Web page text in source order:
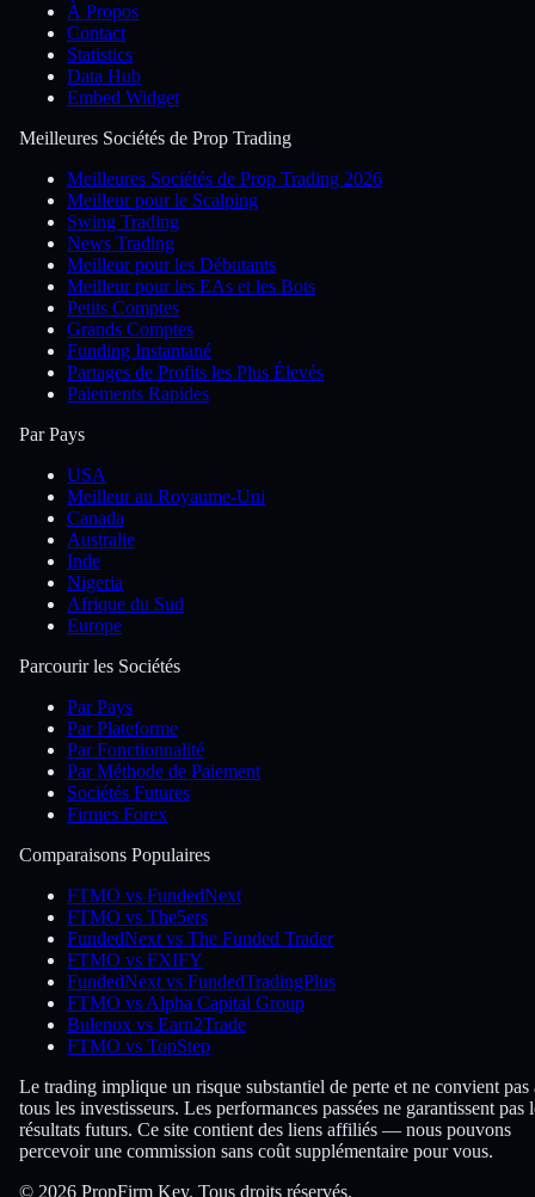
À Propos
Contact
Statistics
Data Hub
Embed Widget
Meilleures Sociétés de Prop Trading
Meilleures Sociétés de Prop Trading 2026
Meilleur pour le Scalping
Swing Trading
News Trading
Meilleur pour les Débutants
Meilleur pour les EAs et les Bots
Petits Comptes
Grands Comptes
Funding Instantané
Partages de Profits les Plus Élevés
Paiements Rapides
Par Pays
USA
Meilleur au Royaume-Uni
Canada
Australie
Inde
Nigeria
Afrique du Sud
Europe
Parcourir les Sociétés
Par Pays
Par Plateforme
Par Fonctionnalité
Par Méthode de Paiement
Sociétés Futures
Firmes Forex
Comparaisons Populaires
FTMO vs FundedNext
FTMO vs The5ers
FundedNext vs The Funded Trader
FTMO vs FXIFY
FundedNext vs FundedTradingPlus
FTMO vs Alpha Capital Group
Bulenox vs Earn2Trade
FTMO vs TopStep
Le trading implique un risque substantiel de perte et ne convient pas
tous les investisseurs. Les performances passées ne garantissent pas
résultats futurs. Ce site contient des liens affiliés — nous pouvons
percevoir une commission sans coût supplémentaire pour vous.
© 2026 PropFirm Key. Tous droits réservés.